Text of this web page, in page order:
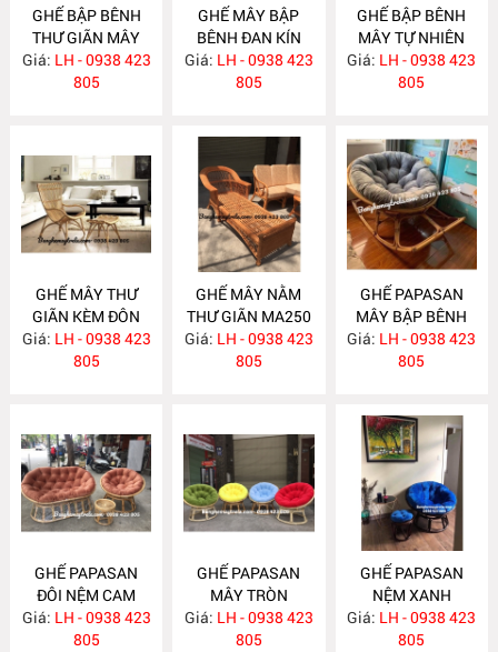
GHẾ BẬP BÊNH
THƯ GIÃN MÂY
TỰ NHIÊN MA267
Giá: LH - 0938 423
805
GHẾ MÂY BẬP
BÊNH ĐAN KÍN
MA260
Giá: LH - 0938 423
805
GHẾ BẬP BÊNH
MÂY TỰ NHIÊN
MA259
Giá: LH - 0938 423
805
GHẾ MÂY THƯ
GIÃN KÈM ĐÔN
GÁC CHÂN MA257
Giá: LH - 0938 423
805
GHẾ MÂY NẰM
THƯ GIÃN MA250
Giá: LH - 0938 423
805
GHẾ PAPASAN
MÂY BẬP BÊNH
MA249
Giá: LH - 0938 423
805
GHẾ PAPASAN
ĐÔI NỆM CAM
ĐẤT MA246
Giá: LH - 0938 423
805
GHẾ PAPASAN
MÂY TRÒN
MA230
Giá: LH - 0938 423
805
GHẾ PAPASAN
NỆM XANH
COBAN MA222
Giá: LH - 0938 423
805